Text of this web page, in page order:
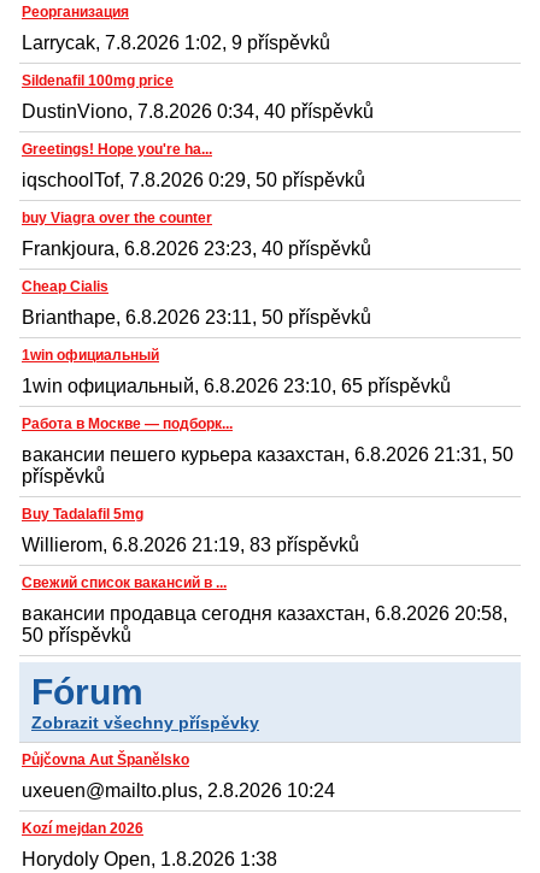
Реорганизация
Larrycak, 7.8.2026 1:02, 9 příspěvků
Sildenafil 100mg price
DustinViono, 7.8.2026 0:34, 40 příspěvků
Greetings! Hope you're ha...
iqschoolTof, 7.8.2026 0:29, 50 příspěvků
buy Viagra over the counter
Frankjoura, 6.8.2026 23:23, 40 příspěvků
Cheap Cialis
Brianthape, 6.8.2026 23:11, 50 příspěvků
1win официальный
1win официальный, 6.8.2026 23:10, 65 příspěvků
Работа в Москве — подборк...
вакансии пешего курьера казахстан, 6.8.2026 21:31, 50
příspěvků
Buy Tadalafil 5mg
Willierom, 6.8.2026 21:19, 83 příspěvků
Свежий список вакансий в ...
вакансии продавца сегодня казахстан, 6.8.2026 20:58,
50 příspěvků
Fórum
Zobrazit všechny příspěvky
Půjčovna Aut Španělsko
uxeuen@mailto.plus, 2.8.2026 10:24
Kozí mejdan 2026
Horydoly Open, 1.8.2026 1:38